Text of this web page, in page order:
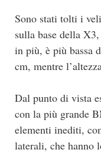
Sono stati tolti i
sulla base della
in più, è più bassa
cm, mentre
Dal punto di vista
con la più grande
elementi inediti,
laterali, che hanno